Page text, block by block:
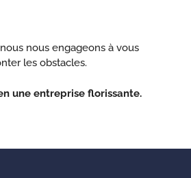
nous engageons à vous
les obstacles.
une entreprise florissante.